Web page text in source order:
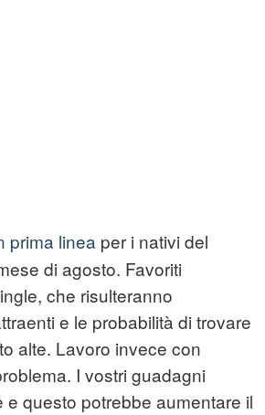
prima linea per i nativi del
di agosto. Favoriti
che risulteranno
e le probabilità di trovare
alte. Lavoro invece con
I vostri guadagni
e questo potrebbe aumentare il